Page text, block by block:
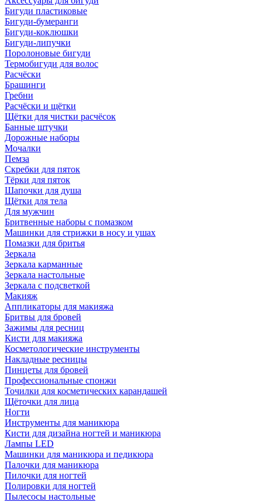
Бигуди пластиковые
Бигуди-бумеранги
Бигуди-коклюшки
Бигуди-липучки
Поролоновые бигуди
Термобигуди для волос
Расчёски
Брашинги
Гребни
Расчёски и щётки
Щётки для чистки расчёсок
Банные штучки
Дорожные наборы
Мочалки
Пемза
Скребки для пяток
Тёрки для пяток
Шапочки для душа
Щётки для тела
Для мужчин
Бритвенные наборы с помазком
Машинки для стрижки в носу и ушах
Помазки для бритья
Зеркала
Зеркала карманные
Зеркала настольные
Зеркала с подсветкой
Макияж
Аппликаторы для макияжа
Бритвы для бровей
Зажимы для ресниц
Кисти для макияжа
Косметологические инструменты
Накладные ресницы
Пинцеты для бровей
Профессиональные спонжи
Точилки для косметических карандашей
Щёточки для лица
Ногти
Инструменты для маникюра
Кисти для дизайна ногтей и маникюра
Лампы LED
Машинки для маникюра и педикюра
Палочки для маникюра
Пилочки для ногтей
Полировки для ногтей
Пылесосы настольные